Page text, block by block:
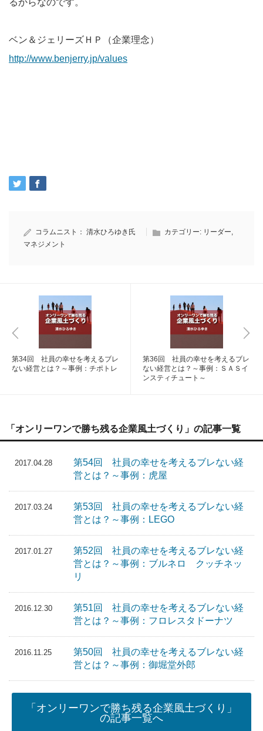
ベン＆ジェリーズＨＰ（企業理念）
http://www.benjerry.jp/values
コラムニスト： 清水ひろゆき氏 カテゴリー: リーダー,
マネジメント
第34回 社員の幸せを考えるブレ
ない経営とは？～事例：チポトレ
第36回 社員の幸せを考えるブレ
ない経営とは？～事例：ＳＡＳイ
ンスティチュート～
「オンリーワンで勝ち残る企業風土づくり」の記事一覧
2017.04.28
第54回 社員の幸せを考えるブレない経
営とは？～事例：虎屋
2017.03.24
第53回 社員の幸せを考えるブレない経
営とは？～事例：LEGO
2017.01.27
第52回 社員の幸せを考えるブレない経
営とは？～事例：ブルネロ クッチネッ
リ
2016.12.30
第51回 社員の幸せを考えるブレない経
営とは？～事例：フロレスタドーナツ
2016.11.25
第50回 社員の幸せを考えるブレない経
営とは？～事例：御堀堂外郎
「オンリーワンで勝ち残る企業風土づくり」
の記事一覧へ